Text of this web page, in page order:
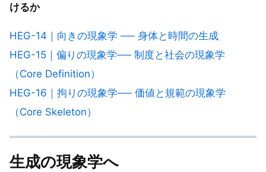
けるか
HEG-14｜向きの現象学 ── 身体と時間の生成
HEG-15｜偏りの現象学── 制度と社会の現象学
（Core Definition）
HEG-16｜拘りの現象学── 価値と規範の現象学
（Core Skeleton）
生成の現象学へ